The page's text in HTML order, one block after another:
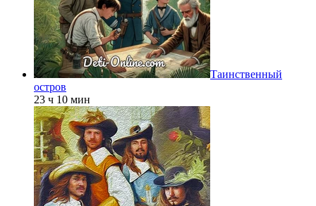
Таинственный
остров
23 ч 10 мин